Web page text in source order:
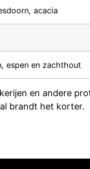
acacia
espen en zachthout
en andere
brandt het korter.